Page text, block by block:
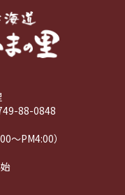
88-0848
～PM4:00）